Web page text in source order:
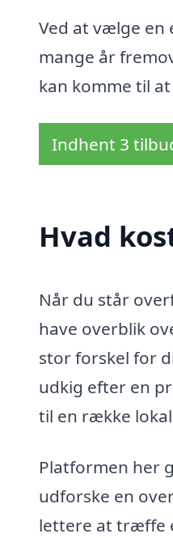
Ved at vælge en
mange år
kan komme til
Indhent 3
Hvad
Når du står
have overblik
stor forskel for
udkig efter en
til en række
Platformen her
udforske en
lettere at træffe